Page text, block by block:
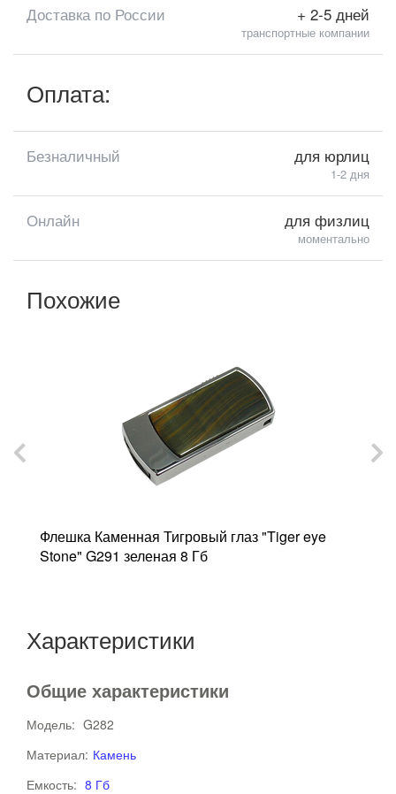
Доставка по России + 2-5 дней
транспортные компании
Оплата:
Безналичный для юрлиц
1-2 дня
Онлайн для физлиц
моментально
Похожие
Флешка Каменная Тигровый глаз "Tiger eye
Stone" G291 зеленая 8 Гб
Характеристики
Общие характеристики
Модель: G282
Материал: Камень
Емкость: 8 Гб